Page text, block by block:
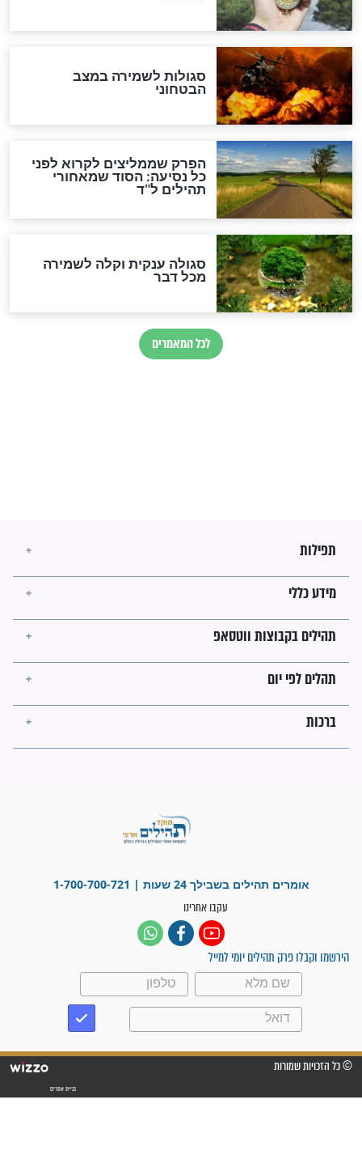
זהו החוק הקוסמי שמחייב את
חורבנה של איראן לפי ספר
הזוהר הקדוש
בנו של הבבא סאלי: "אלו
השניות האחרונות לפני מלחמה
עולמית"
מה יהיו גבולות ארץ ישראל
בזמן הגאולה?
לנס רפואי בזכות...
"משהו בתוכי ידע שההריון הזה
וחתמתי על חוזה עבודה אחרי
שנתיים של חיפוש!"
"לא להתייאש חס ושלום, גם
אם הזיווג עוד לא מגיע"
לכל המאמרים
סגולות לשמירה והגנה